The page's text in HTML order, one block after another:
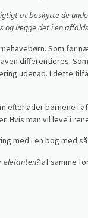
at beskytte de
og lægge det i en
Som før
differentieres.
udenad. I dette
børnene i
Hvis man vil leve i
med i en bog med
elefanten? af samme